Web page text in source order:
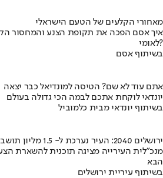
מאחורי הקלעים של הטעם הישראלי
לאומי?
בשיתוף אסם
אתם עוד לא שם? הטיסה למונדיאל כבר יצאה
יונדאי לוקחת אתכם לבמה הכי גדולה בעולם
בשיתוף יונדאי מבית כלמוביל
ירושלים 2040: העיר נערכת ל- 1.5 מליון תושבים
מנכ"לית העירייה מציגה תוכנית להשארת
הבא
בשיתוף עיריית ירושלים